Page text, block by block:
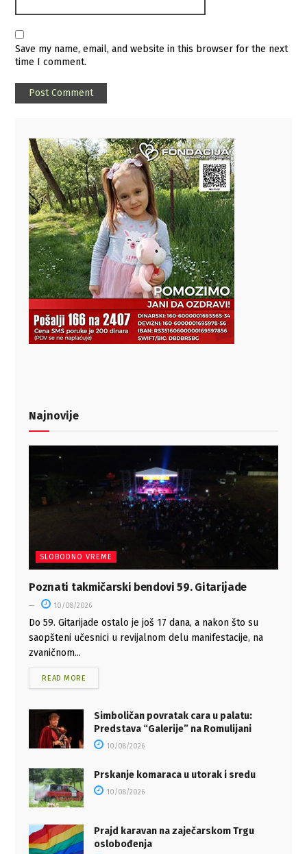
Save my name, email, and website in this browser for the next
time I comment.
Najnovije
SLOBODNO VREME
Poznati takmičarski bendovi 59. Gitarijade
10/08/2026
Do 59. Gitarijade ostalo je još 17 dana, a nakon što su
saopšteni učesnici u revijalnom delu manifestacije, na
zvaničnom...
READ MORE
Simboličan povratak cara u palatu:
Predstava “Galerije” na Romulijani
10/08/2026
Prskanje komaraca u utorak i sredu
10/08/2026
Prajd karavan na zaječarskom Trgu
oslobođenja